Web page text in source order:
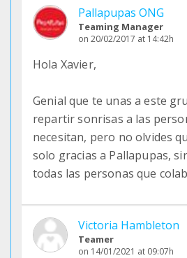
Pallapupas ONG
Teaming Manager
on 20/02/2017 at 14:42h
Hola Xavier,
Genial que te unas a este
repartir sonrisas a las
necesitan, pero no olvides
solo gracias a Pallapupas,
todas las personas que
Victoria Hambleton
Teamer
on 14/01/2021 at 09:07h